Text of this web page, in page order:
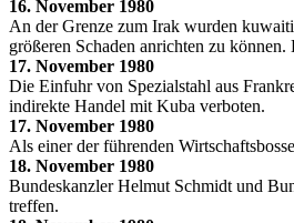
16. November 1980
An der Grenze zum Irak wurden
größeren Schaden anrichten zu
17. November 1980
Die Einfuhr von Spezialstahl aus
indirekte Handel mit Kuba verboten.
17. November 1980
Als einer der führenden
18. November 1980
Bundeskanzler Helmut Schmidt und
treffen.